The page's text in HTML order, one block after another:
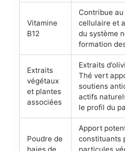
Vitamine
B12
Contribue
cellulaire et
du système
formation
Extraits
végétaux
et plantes
associées
Extraits
Thé vert
soutiens
actifs
le profil du
Poudre de
Apport
constituants